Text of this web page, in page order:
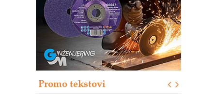
Promo tekstovi
– Pametna signalizacija za efikasnije
upravljanje mašinama
Sigurnije ispitivanje transformatora u
solarnim elektranama i vetroparkovima
Pranje točkova na gradilištu- standard
modernog i odgovornog građenja
mrežnog pretvarača sa tečnim